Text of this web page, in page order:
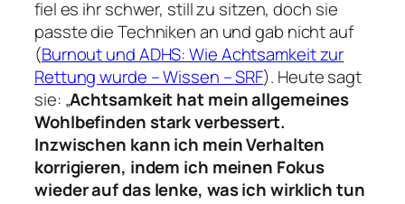
fiel es ihr schwer, still zu sitzen, doch sie
passte die Techniken an und gab nicht auf
(Burnout und ADHS: Wie Achtsamkeit zur
Rettung wurde – Wissen – SRF). Heute sagt
sie: „Achtsamkeit hat mein allgemeines
Wohlbefinden stark verbessert.
Inzwischen kann ich mein Verhalten
korrigieren, indem ich meinen Fokus
wieder auf das lenke, was ich wirklich tun